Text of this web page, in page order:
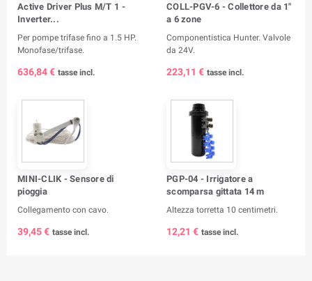
Active Driver Plus M/T 1 -
Inverter...
Per pompe trifase fino a 1.5 HP.
Monofase/trifase.
636,84 € tasse incl.
COLL-PGV-6 - Collettore da 1"
a 6 zone
Componentistica Hunter. Valvole
da 24V.
223,11 € tasse incl.
MINI-CLIK - Sensore di
pioggia
Collegamento con cavo.
39,45 € tasse incl.
PGP-04 - Irrigatore a
scomparsa gittata 14 m
Altezza torretta 10 centimetri.
12,21 € tasse incl.